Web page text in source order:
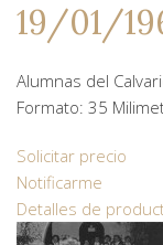
19/01/
Alumnas del
Formato: 35
Solicitar precio
Notificarme
Detalles de